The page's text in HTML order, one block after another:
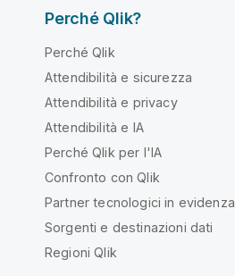
Perché Qlik?
Perché Qlik
Attendibilità e sicurezza
Attendibilità e privacy
Attendibilità e IA
Perché Qlik per l'IA
Confronto con Qlik
Partner tecnologici in evidenza
Sorgenti e destinazioni dati
Regioni Qlik